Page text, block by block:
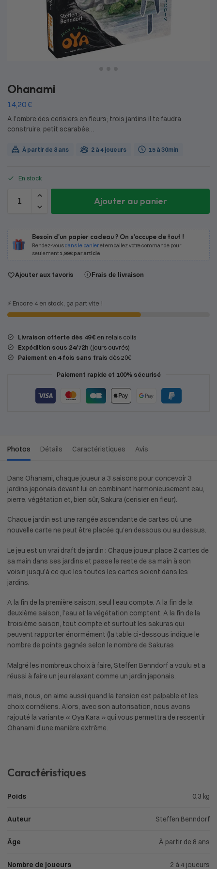
Ohanami
14,20€
A l’ombre des cerisiers en fleurs; trois jardins il te faudra
construire, petit scarabée…
À partir de 8 ans 2 à 4 joueurs 15 à 30min
En stock
Ajouter au panier
Besoin d'un papier cadeau ? On s’occupe de tout !
Rendez-vousdans le panieret emballez votre commande pour
seulement 1,99€ par article.
Ajouter aux favoris Frais de livraison
⚡️ Encore 4 en stock, ça part vite !
Livraison offerte dès 49 € en relais colis
Expédition sous 24/72h (jours ouvrés)
Paiement en 4 fois sans frais dès 20€
Paiement rapide et 100% sécurisé
Photos Détails Caractéristiques Avis
Dans Ohanami, chaque joueur a 3 saisons pour concevoir 3
jardins japonais devant lui en combinant harmonieusement eau,
pierre, végétation et, bien sûr, Sakura (cerisier en fleur).
Chaque jardin est une rangée ascendante de cartes où une
nouvelle carte ne peut être placée qu’en dessous ou au dessus.
Le jeu est un vrai draft de jardin : Chaque joueur place 2 cartes de
sa main dans ses jardins et passe le reste de sa main à son
voisin jusqu’à ce que les toutes les cartes soient dans les
jardins.
A la fin de la première saison, seul l’eau compte. A la fin de la
deuxième saison, l’eau et la végétation comptent. A la fin de la
troisième saison, tout compte et surtout les sakuras qui
peuvent rapporter énormément (la table ci-dessous indique le
nombre de points gagnés selon le nombre de Sakuras
Malgré les nombreux choix à faire, Steffen Benndorf a voulu et a
réussi à faire un jeu relaxant comme un jardin japonais.
mais, nous, on aime aussi quand la tension est palpable et les
choix cornéliens. Alors, avec son autorisation, nous avons
rajouté la variante « Oya Kara » qui vous permettra de ressentir
Ohanami d’une manière extrême.
Caractéristiques
Poids 0,3 kg
Auteur Steffen Benndorf
Âge À partir de 8 ans
Nombre de joueurs 2 à 4 joueurs